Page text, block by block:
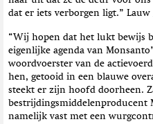
dat er iets verborgen ligt.” Lauw
“Wij hopen dat het lukt bewijs
eigenlijke agenda van
woordvoerster van de
hen, getooid in een blauwe
steekt er zijn hoofd doorheen.
bestrijdingsmiddelenproducent
namelijk vast met een